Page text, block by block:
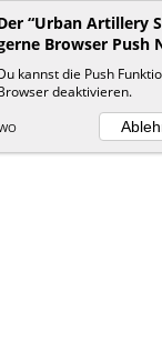
“Urban Artillery
Browser Push
kannst die Push
deaktivieren.